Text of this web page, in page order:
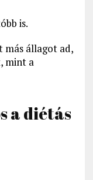
is.
más állagot ad,
mint a
a diétás